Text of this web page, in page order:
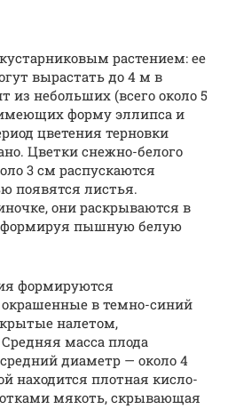
растением: ее
вырастать до 4 м в
из небольших (всего около 5
форму эллипса и
цветения терновки
Цветки снежно-белого
3 см распускаются
появятся листья.
они раскрываются в
формируя пышную белую
формируются
в темно-синий
налетом,
масса плода
средний диаметр — около 4
находится плотная кисло-
мякоть, скрывающая